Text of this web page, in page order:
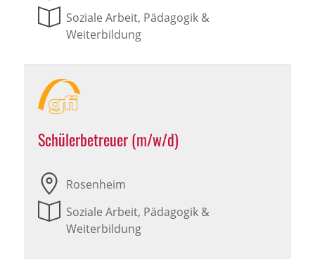
Soziale Arbeit, Pädagogik &
Weiterbildung
Schülerbetreuer (m/w/d)
Rosenheim
Soziale Arbeit, Pädagogik &
Weiterbildung